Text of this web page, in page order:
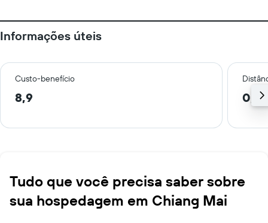
Informações úteis
Custo-benefício
8,9 0,7
Tudo que você precisa saber sobre
sua hospedagem em Chiang Mai